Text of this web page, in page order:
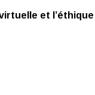
et l’éthique